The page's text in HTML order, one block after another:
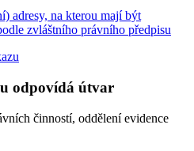
adresy, na kterou mají být
zvláštního právního předpisu
odpovídá útvar
činností, oddělení evidence